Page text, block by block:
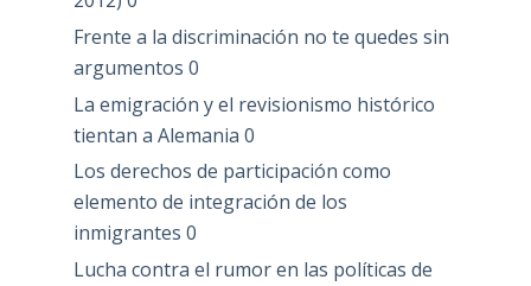
Frente a la discriminación no te quedes sin
argumentos 0
La emigración y el revisionismo histórico
tientan a Alemania 0
Los derechos de participación como
elemento de integración de los
inmigrantes 0
Lucha contra el rumor en las políticas de